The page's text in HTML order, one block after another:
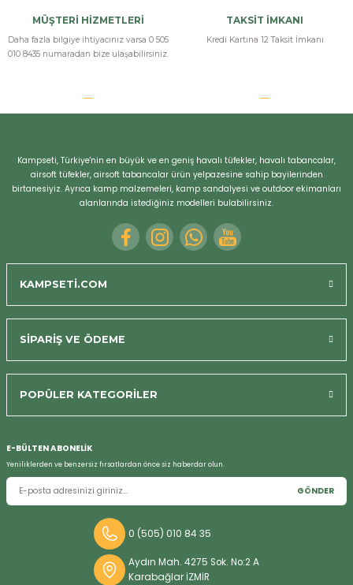
MÜŞTERİ HİZMETLERİ
Daha fazla bilgiye ihtiyacınız varsa 0 505
010 8435 numaradan bize ulaşabilirsiniz.
TAKSİT İMKANI
Kredi Kartına 12 Taksit İmkanı
Kampseti, Türkiye'nin en büyük ve en geniş havalı tüfekler, havalı tabancalar,
airsoft tüfekler, airsoft tabancalar ürün yelpazesine sahip bayilerinden
birtanesiyiz. Ayrıca kamp malzemeleri, kamp sandalyesi ve outdoor ekimanları
alanlarında istediğiniz modelleri bulabilirsiniz.
KAMPSETİ.COM
SİPARİŞ VE ÖDEME
POPÜLER KATEGORİLER
E-BÜLTEN ABONELİK
Yeniliklerden ve benzersiz fırsatlardan önce siz haberdar olun.
GÖNDER
0 (505) 010 84 35
Aydın Mah. 4275 Sok. No:2 A
Karabağlar İZMİR